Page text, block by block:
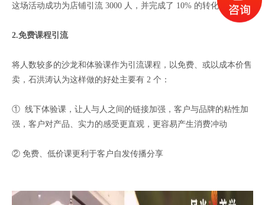
这场活动成功为店铺引流 3000 人，并完成了 10% 的转化。
2.免费课程引流
将人数较多的沙龙和体验课作为引流课程，以免费、或以成本价售
卖，石洪涛认为这样做的好处主要有 2 个：
① 线下体验课，让人与人之间的链接加强，客户与品牌的粘性加
强，客户对产品、实力的感受更直观，更容易产生消费冲动
② 免费、低价课更利于客户自发传播分享